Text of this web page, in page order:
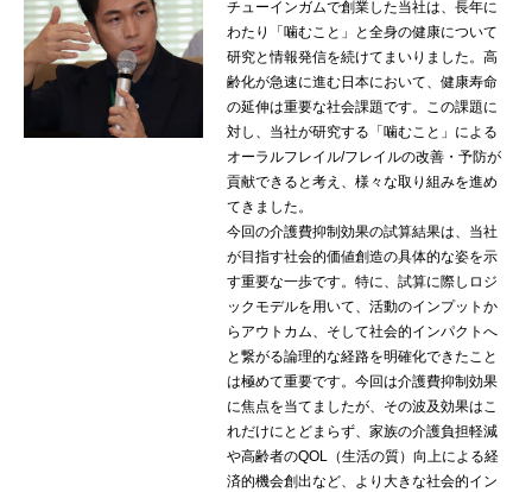
チューインガムで創業した当社は、長年に
わたり「噛むこと」と全身の健康について
研究と情報発信を続けてまいりました。高
齢化が急速に進む日本において、健康寿命
の延伸は重要な社会課題です。この課題に
対し、当社が研究する「噛むこと」による
オーラルフレイル/フレイルの改善・予防が
貢献できると考え、様々な取り組みを進め
てきました。
今回の介護費抑制効果の試算結果は、当社
が目指す社会的価値創造の具体的な姿を示
す重要な一歩です。特に、試算に際しロジ
ックモデルを用いて、活動のインプットか
らアウトカム、そして社会的インパクトへ
と繋がる論理的な経路を明確化できたこと
は極めて重要です。今回は介護費抑制効果
に焦点を当てましたが、その波及効果はこ
れだけにとどまらず、家族の介護負担軽減
や高齢者のQOL（生活の質）向上による経
済的機会創出など、より大きな社会的イン